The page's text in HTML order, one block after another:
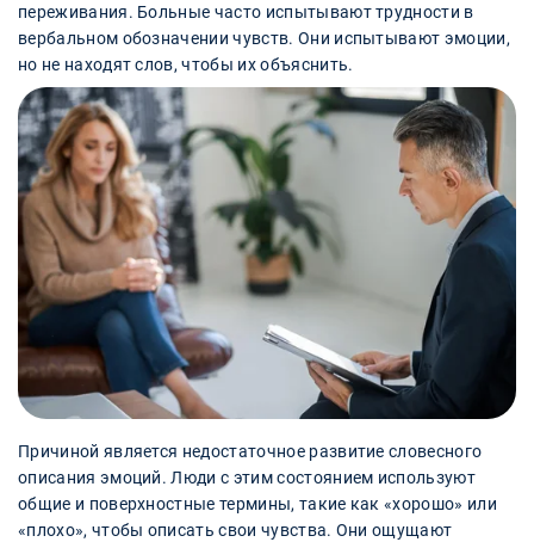
переживания. Больные часто испытывают трудности в
вербальном обозначении чувств. Они испытывают эмоции,
но не находят слов, чтобы их объяснить.
Причиной является недостаточное развитие словесного
описания эмоций. Люди с этим состоянием используют
общие и поверхностные термины, такие как «хорошо» или
«плохо», чтобы описать свои чувства. Они ощущают